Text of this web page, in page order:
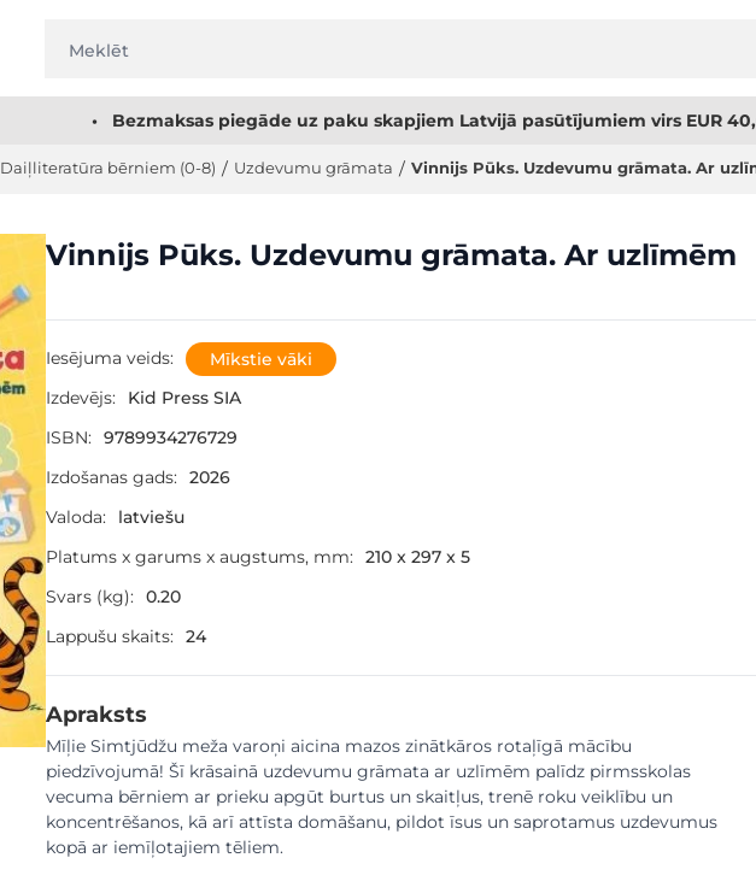
• Bezmaksas piegāde uz paku skapjiem Latvijā pasūtījumiem virs EUR
Daiļliteratūra bērniem (0-8) / Uzdevumu grāmata / Vinnijs Pūks. Uzdevumu grāmata. Ar
Vinnijs Pūks. Uzdevumu grāmata. Ar uzlīmēm
Iesējuma veids:
Mīkstie vāki
Izdevējs:
Kid Press SIA
ISBN:
9789934276729
Izdošanas gads:
2026
Valoda:
latviešu
Platums x garums x augstums, mm:
210 x 297 x 5
Svars (kg):
0.20
Lappušu skaits:
24
Apraksts
Mīļie Simtjūdžu meža varoņi aicina mazos zinātkāros rotaļīgā mācību
piedzīvojumā! Šī krāsainā uzdevumu grāmata ar uzlīmēm palīdz pirmsskolas
vecuma bērniem ar prieku apgūt burtus un skaitļus, trenē roku veiklību un
koncentrēšanos, kā arī attīsta domāšanu, pildot īsus un saprotamus uzdevumus
kopā ar iemīļotajiem tēliem.